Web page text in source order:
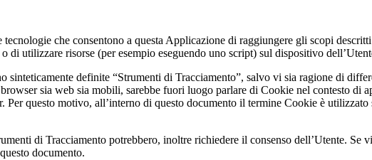
che consentono a questa Applicazione di raggiungere gli scopi
utilizzare risorse (per esempio eseguendo uno script) sul dispositivo
sinteticamente definite “Strumenti di Tracciamento”, salvo vi sia ragione di
browser sia web sia mobili, sarebbe fuori luogo parlare di Cookie nel contesto
Per questo motivo, all’interno di questo documento il termine Cookie è
di Tracciamento potrebbero, inoltre richiedere il consenso dell’Utente. Se
documento.